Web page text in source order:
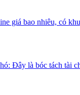
giá bao nhiêu, có
Đây là bóc tách tài